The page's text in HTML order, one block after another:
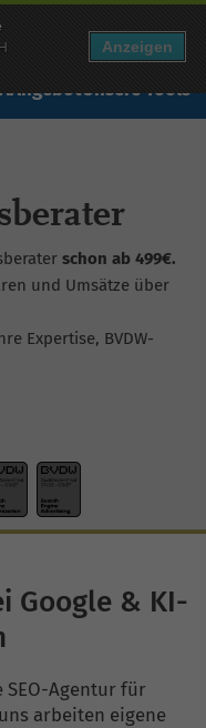
Free Account
AngebotUnsere Tools
schon ab 499€.
und Umsätze über
Expertise, BVDW-
Google & KI-
Agentur für
arbeiten eigene
Anzeigen